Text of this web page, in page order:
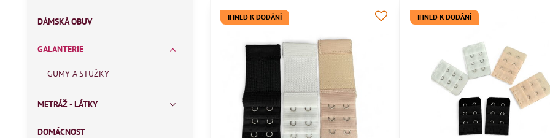
IHNED K DODÁNÍ IHNED K DODÁNÍ
DÁMSKÁ OBUV
GALANTERIE
GUMY A STUŽKY
METRÁŽ - LÁTKY
DOMÁCNOST